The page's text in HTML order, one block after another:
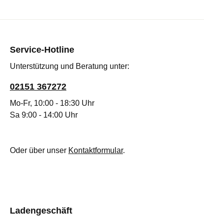
Service-Hotline
Unterstützung und Beratung unter:
02151 367272
Mo-Fr, 10:00 - 18:30 Uhr
Sa 9:00 - 14:00 Uhr
Oder über unser Kontaktformular.
Ladengeschäft